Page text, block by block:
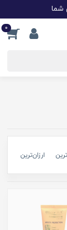
شما
0
ارزان‌ترین